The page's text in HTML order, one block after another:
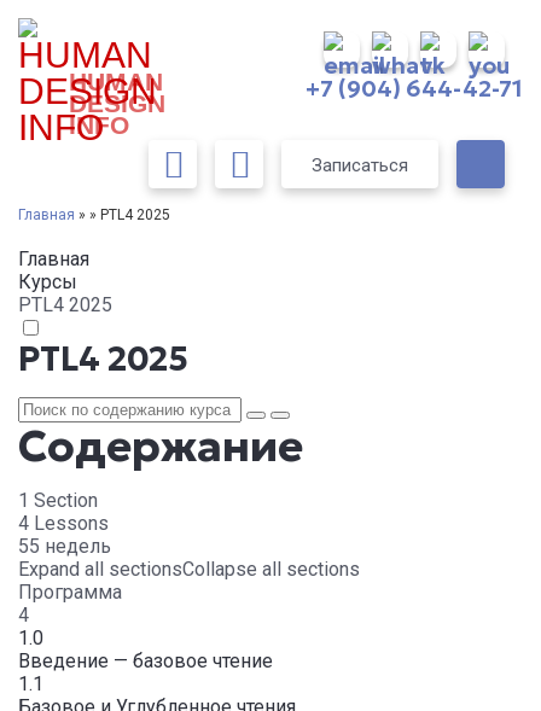
HUMAN
DESIGN
INFO
+7 (904) 644-42-71
Записаться
Главная » » PTL4 2025
Главная
Курсы
PTL4 2025
PTL4 2025
Содержание
1 Section
4 Lessons
55 недель
Expand all sectionsCollapse all sections
Программа
4
1.0
Введение — базовое чтение
1.1